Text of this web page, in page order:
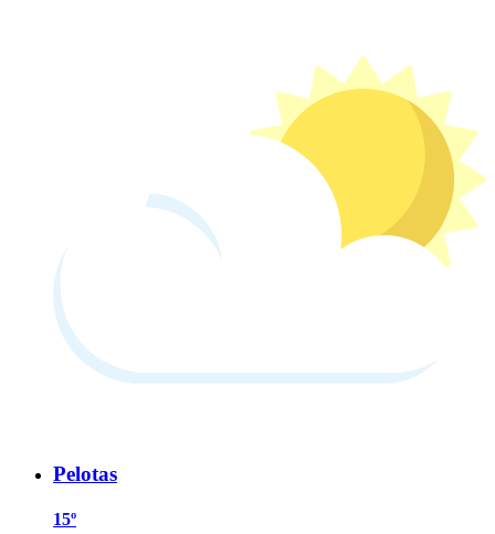
Pelotas
15º